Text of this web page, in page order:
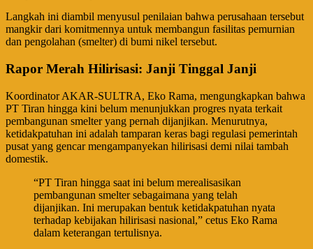
​Langkah ini diambil menyusul penilaian bahwa perusahaan tersebut
mangkir dari komitmennya untuk membangun fasilitas pemurnian
dan pengolahan (smelter) di bumi nikel tersebut.
Rapor Merah Hilirisasi: Janji Tinggal Janji
​Koordinator AKAR-SULTRA, Eko Rama, mengungkapkan bahwa
PT Tiran hingga kini belum menunjukkan progres nyata terkait
pembangunan smelter yang pernah dijanjikan. Menurutnya,
ketidakpatuhan ini adalah tamparan keras bagi regulasi pemerintah
pusat yang gencar mengampanyekan hilirisasi demi nilai tambah
domestik.
​“PT Tiran hingga saat ini belum merealisasikan
pembangunan smelter sebagaimana yang telah
dijanjikan. Ini merupakan bentuk ketidakpatuhan nyata
terhadap kebijakan hilirisasi nasional,” cetus Eko Rama
dalam keterangan tertulisnya.